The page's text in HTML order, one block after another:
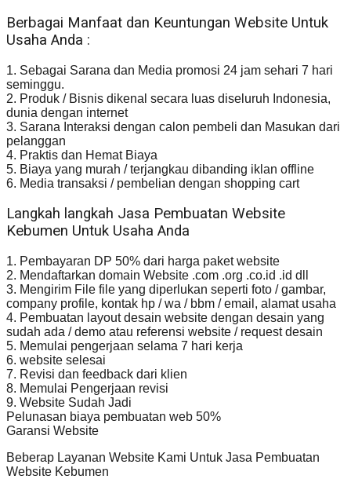
Berbagai Manfaat dan Keuntungan Website Untuk
Usaha Anda :
1. Sebagai Sarana dan Media promosi 24 jam sehari 7 hari
seminggu.
2. Produk / Bisnis dikenal secara luas diseluruh Indonesia,
dunia dengan internet
3. Sarana Interaksi dengan calon pembeli dan Masukan dari
pelanggan
4. Praktis dan Hemat Biaya
5. Biaya yang murah / terjangkau dibanding iklan offline
6. Media transaksi / pembelian dengan shopping cart
Langkah langkah Jasa Pembuatan Website
Kebumen Untuk Usaha Anda
1. Pembayaran DP 50% dari harga paket website
2. Mendaftarkan domain Website .com .org .co.id .id dll
3. Mengirim File file yang diperlukan seperti foto / gambar,
company profile, kontak hp / wa / bbm / email, alamat usaha
4. Pembuatan layout desain website dengan desain yang
sudah ada / demo atau referensi website / request desain
5. Memulai pengerjaan selama 7 hari kerja
6. website selesai
7. Revisi dan feedback dari klien
8. Memulai Pengerjaan revisi
9. Website Sudah Jadi
Pelunasan biaya pembuatan web 50%
Garansi Website
Beberap Layanan Website Kami Untuk Jasa Pembuatan
Website Kebumen